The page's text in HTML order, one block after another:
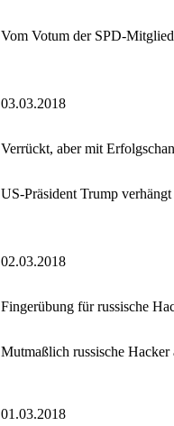
Vom Votum der SPD-
03.03.2018
Verrückt, aber mit
US-Präsident Trump
02.03.2018
Fingerübung für russische
Mutmaßlich russische Hacker
01.03.2018